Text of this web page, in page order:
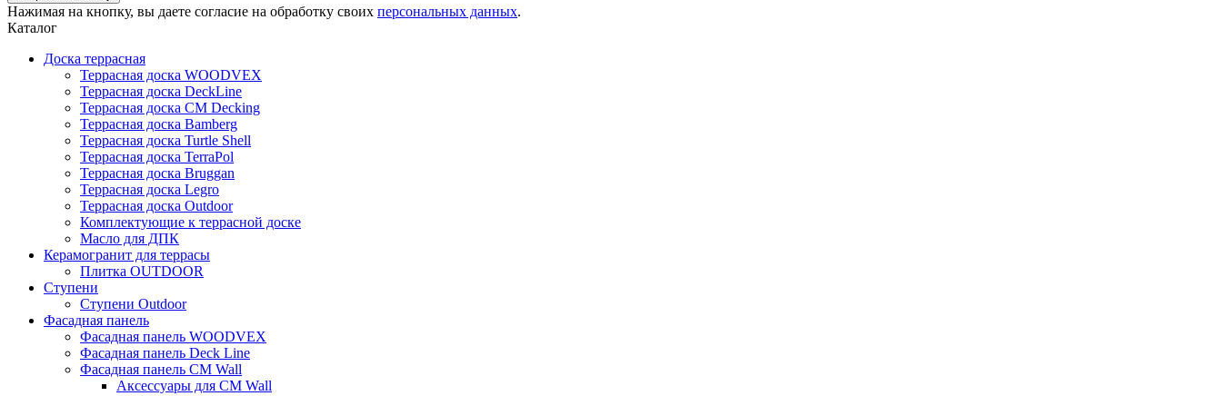
Нажимая на кнопку, вы даете согласие на обработку своих персональных данных.
Каталог
Доска террасная
Террасная доска WOODVEX
Террасная доска DeckLine
Террасная доска CM Decking
Террасная доска Bamberg
Террасная доска Turtle Shell
Террасная доска TerraPol
Террасная доска Bruggan
Террасная доска Legro
Террасная доска Outdoor
Комплектующие к террасной доске
Масло для ДПК
Керамогранит для террасы
Плитка OUTDOOR
Ступени
Ступени Outdoor
Фасадная панель
Фасадная панель WOODVEX
Фасадная панель Deck Line
Фасадная панель CM Wall
Аксессуары для CM Wall